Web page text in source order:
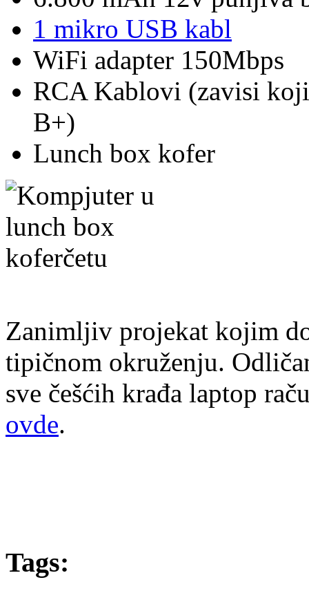
1 mikro USB kabl
WiFi adapter 150Mbps
RCA Kablovi (zavisi
B+)
Lunch box kofer
Zanimljiv projekat kojim
tipičnom okruženju.
sve češćih krađa laptop
ovde.
Tags: